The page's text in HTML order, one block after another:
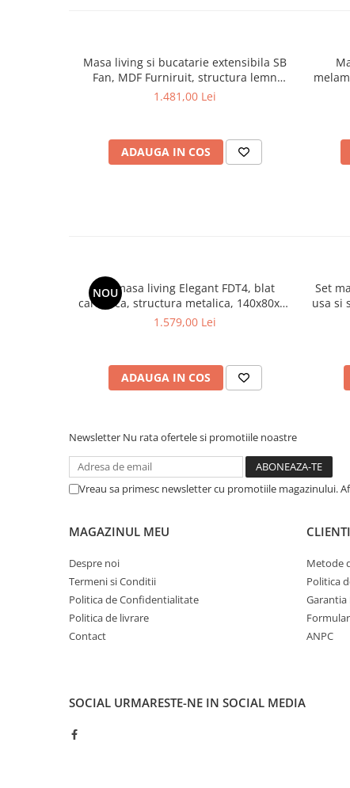
Masa living si bucatarie extensibila SB
Fan, MDF Furniruit, structura lemn
masiv, 4 persoane, 100-133,5x99x74 cm,
1.481,00 Lei
ADAUGA IN COS
NOU
Set masa living Elegant FDT4, blat
caramica, structura metalica, 140x80x75
cm, alb/maro si 6 scaune Doina FDC2,
1.579,00 Lei
ADAUGA IN COS
Set
usa si
cm si
Newsletter Nu rata ofertele si promotiile noastre
Vreau sa primesc newsletter cu promotiile magazinului.
MAGAZINUL MEU
Despre noi
Termeni si Conditii
Politica de Confidentialitate
Politica de livrare
Contact
CLIENTI
Metode
Politica
ANPC
SOCIAL URMARESTE-NE IN SOCIAL MEDIA